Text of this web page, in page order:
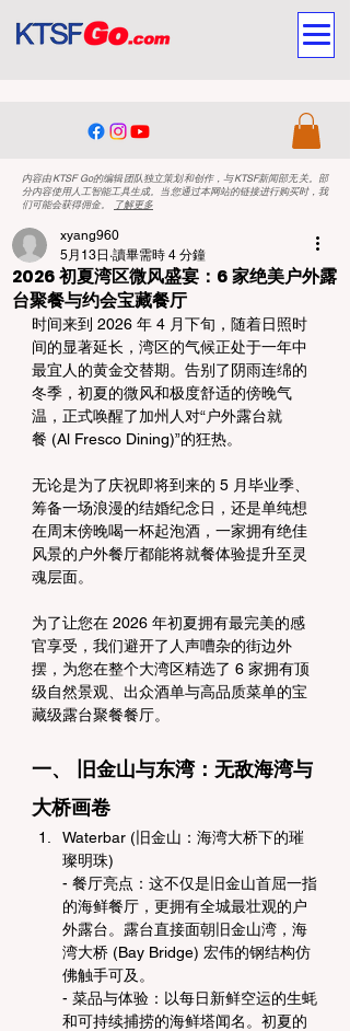
内容由KTSF Go的编辑团队独立策划和创作，与KTSF新闻部无关。部
分内容使用人工智能工具生成。当您通过本网站的链接进行购买时，我
们可能会获得佣金。
了解更多
2026 初夏湾区微风盛宴：6 家绝美户外露
台聚餐与约会宝藏餐厅
xyang960
5月13日 讀畢需時 4 分鐘
时间来到 2026 年 4 月下旬，随着日照时
间的显著延长，湾区的气候正处于一年中
最宜人的黄金交替期。告别了阴雨连绵的
冬季，初夏的微风和极度舒适的傍晚气
温，正式唤醒了加州人对“户外露台就
餐 (Al Fresco Dining)”的狂热。
无论是为了庆祝即将到来的 5 月毕业季、
筹备一场浪漫的结婚纪念日，还是单纯想
在周末傍晚喝一杯起泡酒，一家拥有绝佳
风景的户外餐厅都能将就餐体验提升至灵
魂层面。
为了让您在 2026 年初夏拥有最完美的感
官享受，我们避开了人声嘈杂的街边外
摆，为您在整个大湾区精选了 6 家拥有顶
级自然景观、出众酒单与高品质菜单的宝
藏级露台聚餐餐厅。
一、 旧金山与东湾：无敌海湾与
大桥画卷
Waterbar (旧金山：海湾大桥下的璀
璨明珠)
- 餐厅亮点：这不仅是旧金山首屈一指
的海鲜餐厅，更拥有全城最壮观的户
外露台。露台直接面朝旧金山湾，海
湾大桥 (Bay Bridge) 宏伟的钢结构仿
佛触手可及。
- 菜品与体验：以每日新鲜空运的生蚝
和可持续捕捞的海鲜塔闻名。初夏的